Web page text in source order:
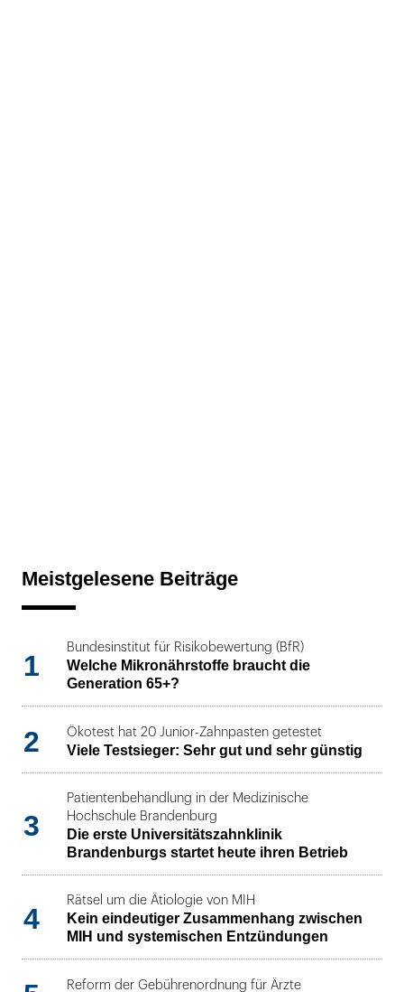
Meistgelesene Beiträge
1
Bundesinstitut für Risikobewertung (BfR)
Welche Mikronährstoffe braucht die
Generation 65+?
2 Ökotest hat 20 Junior-Zahnpasten getestet
Viele Testsieger: Sehr gut und sehr günstig
3
Patientenbehandlung in der Medizinische
Hochschule Brandenburg
Die erste Universitätszahnklinik
Brandenburgs startet heute ihren Betrieb
4
Rätsel um die Ätiologie von MIH
Kein eindeutiger Zusammenhang zwischen
MIH und systemischen Entzündungen
Reform der Gebührenordnung für Ärzte